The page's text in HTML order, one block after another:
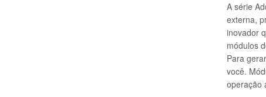
A série
externa,
inovador
módulos
Para
você.
operação